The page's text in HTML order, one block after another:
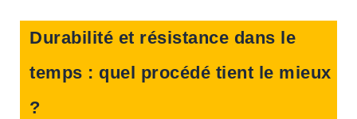
Durabilité et résistance dans le
temps : quel procédé tient le mieux
?